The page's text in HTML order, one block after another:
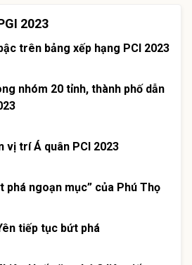
2023
trên bảng xếp hạng PCI 2023
nhóm 20 tỉnh, thành phố dẫn
vị trí Á quân PCI 2023
phá ngoạn mục” của Phú Thọ
tiếp tục bứt phá